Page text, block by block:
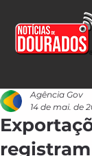
Agência Gov
14 de mai. de